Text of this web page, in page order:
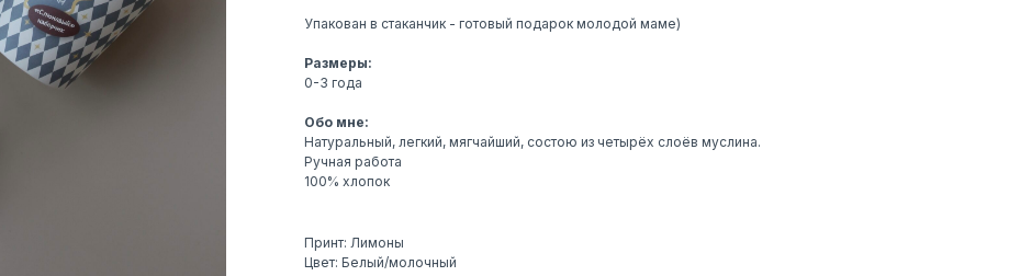
Упакован в стаканчик - готовый подарок молодой маме)
Размеры:
0-3 года
Обо мне:
Натуральный, легкий, мягчайший, состою из четырёх слоёв муслина.
Ручная работа
100% хлопок
Принт: Лимоны
Цвет: Белый/молочный